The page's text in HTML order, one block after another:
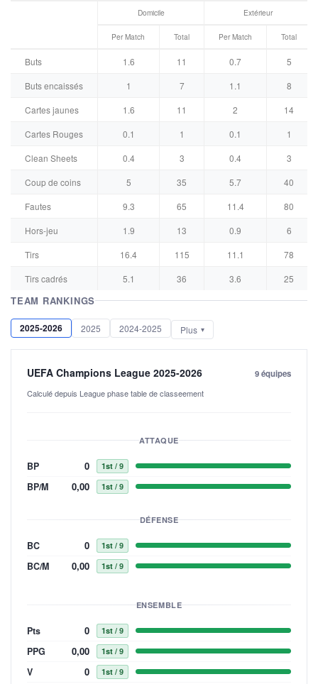
Domicile Extérieur
Per Match Total Per Match Total
Buts 1.6 11 0.7
5
Buts encaissés
1 7 1.1
8
Cartes jaunes
1.6 11 2
14
Cartes Rouges
0.1 1 0.1
1
Clean Sheets
0.4 3 0.4
3
Coup de coins
5 35 5.7
40
Fautes
9.3 65 11.4
80
Hors-jeu
1.9 13 0.9
6
Tirs
16.4 115 11.1
78
Tirs cadrés
5.1 36 3.6 25
TEAM RANKINGS
2025-2026 2025 2024-2025 Plus
UEFA Champions League 2025-2026
Calculé depuis League phase table de classeement
9 équipes
ATTAQUE
BP 0 1st / 9
BP/M 0,00 1st / 9
DÉFENSE
BC 0 1st / 9
BC/M 0,00 1st / 9
ENSEMBLE
Pts 0 1st / 9
PPG 0,00 1st / 9
V 0 1st / 9